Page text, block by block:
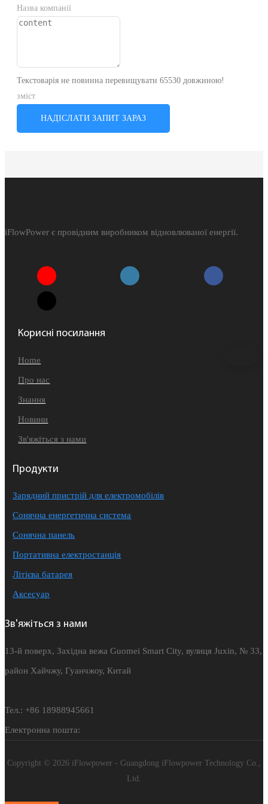
Назва компанії
Текстоварія не повинна перевищувати 65530 довжиною!
зміст
НАДІСЛАТИ ЗАПИТ ЗАРАЗ
iFlowPower є провідним виробником відновлюваної енергії.
Корисні посилання
Home
Про нас
Знання
Новини
Зв'яжіться з нами
Продукти
Зарядний пристрій для електромобілів
Сонячна енергетична система
Сонячна панель
Портативна електростанція
Літієва батарея
Аксесуар
Зв'яжіться з нами
13-й поверх, Західна вежа Guomei Smart City, вулиця Juxin, № 33,
район Хайчжу, Гуанчжоу, Китай
Тел.: +86 18988945661
Електронна пошта:
Copyright © 2026 iFlowpower - Guangdong iFlowpower Technology Co.,
Ltd.